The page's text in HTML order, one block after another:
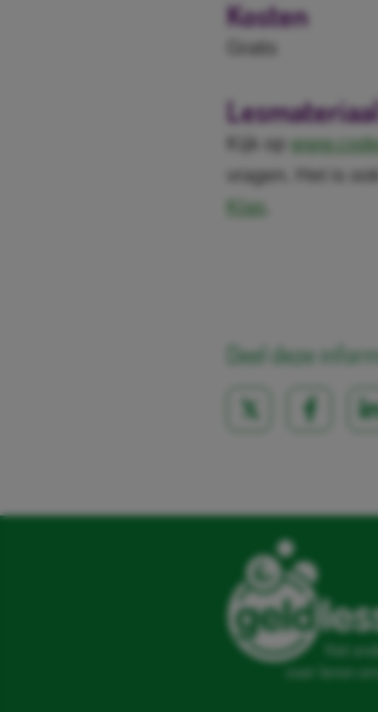
Kosten
Gratis
Kijk op
vragen. Het is
Klas
Deel deze
Het
over leren